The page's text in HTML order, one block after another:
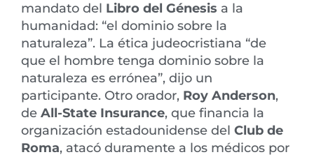
mandato del Libro del Génesis a la
humanidad: “el dominio sobre la
naturaleza”. La ética judeocristiana “de
que el hombre tenga dominio sobre la
naturaleza es errónea”, dijo un
participante. Otro orador, Roy Anderson,
de All-State Insurance, que financia la
organización estadounidense del Club de
Roma, atacó duramente a los médicos por